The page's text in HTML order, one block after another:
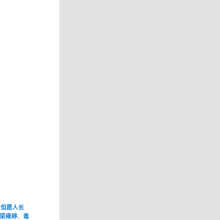
但愿人长
梁雍婷、毒